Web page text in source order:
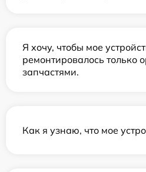
Я хочу, чтобы мое
ремонтировалось только
запчастями.
Как я узнаю, что мое